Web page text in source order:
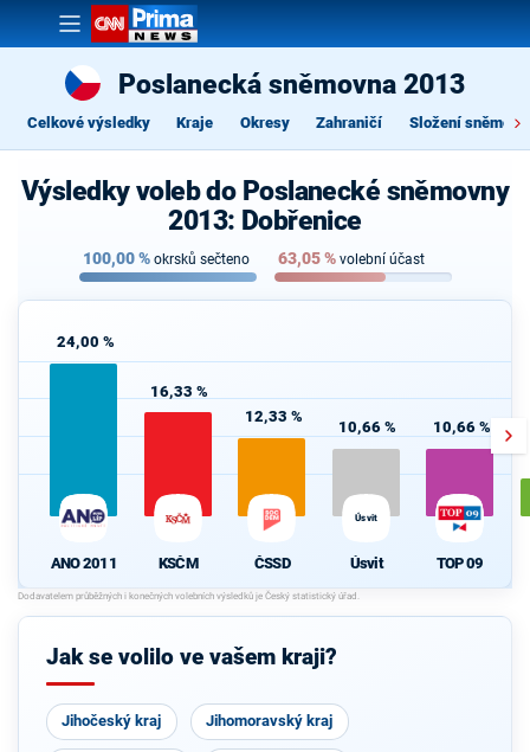
Poslanecká sněmovna 2013
Celkové výsledky Kraje Okresy Zahraničí Složení
Výsledky voleb do Poslanecké sněmovny
2013: Dobřenice
100,00% okrsků sečteno 63,05% volební účast
24,00 %
ANO 2011
16,33 %
KSČM
12,33 %
ČSSD
10,66 %
Úsvit
Úsvit
10,66 %
TOP 09
Jak se volilo ve vašem kraji?
Jihočeský kraj Jihomoravský kraj